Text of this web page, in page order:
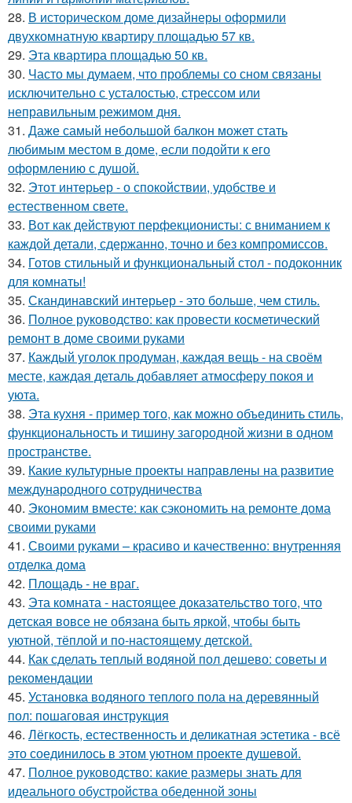
28. В историческом доме дизайнеры оформили
двухкомнатную квартиру площадью 57 кв.
29. Эта квартира площадью 50 кв.
30. Часто мы думаем, что проблемы со сном связаны
исключительно с усталостью, стрессом или
неправильным режимом дня.
31. Даже самый небольшой балкон может стать
любимым местом в доме, если подойти к его
оформлению с душой.
32. Этот интерьер - о спокойствии, удобстве и
естественном свете.
33. Вот как действуют перфекционисты: с вниманием к
каждой детали, сдержанно, точно и без компромиссов.
34. Готов стильный и функциональный стол - подоконник
для комнаты!
35. Скандинавский интерьер - это больше, чем стиль.
36. Полное руководство: как провести косметический
ремонт в доме своими руками
37. Каждый уголок продуман, каждая вещь - на своём
месте, каждая деталь добавляет атмосферу покоя и
уюта.
38. Эта кухня - пример того, как можно объединить стиль,
функциональность и тишину загородной жизни в одном
пространстве.
39. Какие культурные проекты направлены на развитие
международного сотрудничества
40. Экономим вместе: как сэкономить на ремонте дома
своими руками
41. Своими руками – красиво и качественно: внутренняя
отделка дома
42. Площадь - не враг.
43. Эта комната - настоящее доказательство того, что
детская вовсе не обязана быть яркой, чтобы быть
уютной, тёплой и по-настоящему детской.
44. Как сделать теплый водяной пол дешево: советы и
рекомендации
45. Установка водяного теплого пола на деревянный
пол: пошаговая инструкция
46. Лёгкость, естественность и деликатная эстетика - всё
это соединилось в этом уютном проекте душевой.
47. Полное руководство: какие размеры знать для
идеального обустройства обеденной зоны